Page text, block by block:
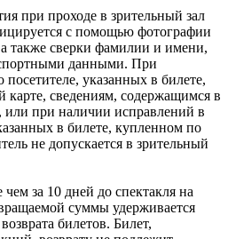
при проходе в зрительный зал
с помощью фотографии
также сверки фамилии и имени,
данными. При
посетителе, указанных в билете,
сведениям, содержащимся в
или при наличии исправлений в
в билете, купленном по
не допускается в зрительный
за 10 дней до спектакля на
суммы удерживается
билетов. Билет,